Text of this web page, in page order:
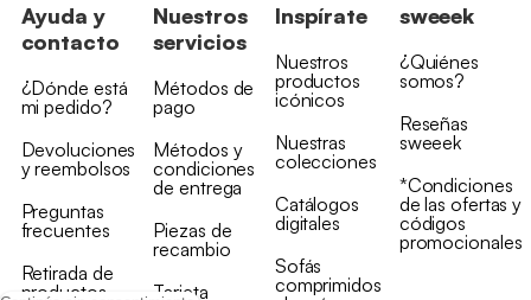
Ayuda y
contacto
¿Dónde está
mi pedido?
Devoluciones
y reembolsos
Preguntas
frecuentes
Retirada de
productos
Nuestros
servicios
Métodos de
pago
Métodos y
condiciones
de entrega
Piezas de
recambio
Tarjeta
Inspírate
Nuestros
productos
icónicos
Nuestras
colecciones
Catálogos
digitales
Sofás
comprimidos
sweeek
¿Quiénes
somos?
Reseñas
sweeek
*Condiciones
de las ofertas y
códigos
promocionales